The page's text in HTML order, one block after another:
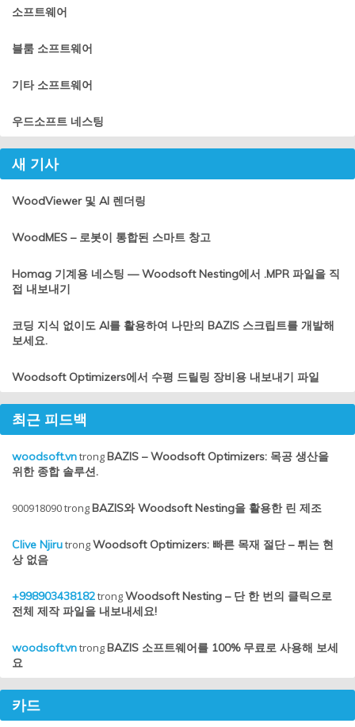
소프트웨어
블룸 소프트웨어
기타 소프트웨어
우드소프트 네스팅
새 기사
WoodViewer 및 AI 렌더링
WoodMES – 로봇이 통합된 스마트 창고
Homag 기계용 네스팅 — Woodsoft Nesting에서 .MPR 파일을 직
접 내보내기
코딩 지식 없이도 AI를 활용하여 나만의 BAZIS 스크립트를 개발해
보세요.
Woodsoft Optimizers에서 수평 드릴링 장비용 내보내기 파일
최근 피드백
woodsoft.vntrongBAZIS – Woodsoft Optimizers: 목공 생산을
위한 종합 솔루션.
900918090trongBAZIS와 Woodsoft Nesting을 활용한 린 제조
Clive NjirutrongWoodsoft Optimizers: 빠른 목재 절단 – 튀는 현
상 없음
+998903438182trongWoodsoft Nesting – 단 한 번의 클릭으로
전체 제작 파일을 내보내세요!
woodsoft.vntrongBAZIS 소프트웨어를 100% 무료로 사용해 보세
요
카드